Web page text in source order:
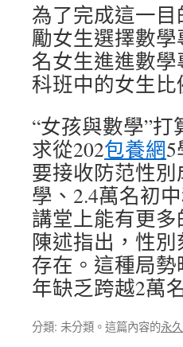
為了完成這一
勵女生選擇數
名女生進進數
科班中的女生比
“女孩與數學”
求從202包養網
要接收防范性
學、2.4萬名初
講堂上能有更
陳述指出，性
存在。這種局
年缺乏跨越2萬
分類: 未分類。這篇內容的永